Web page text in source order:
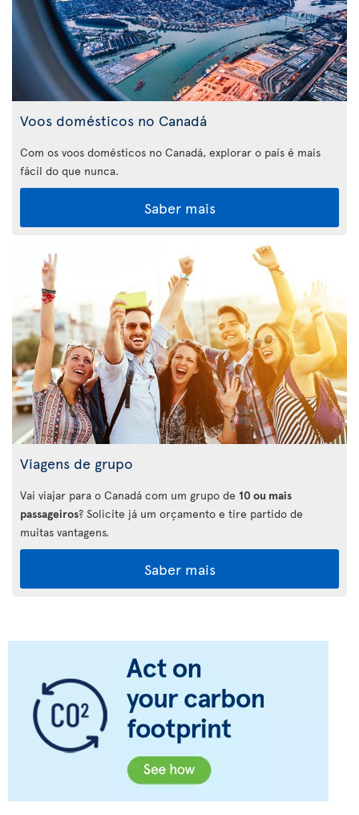
Voos domésticos no Canadá
Com os voos domésticos no Canadá, explorar o país é mais
fácil do que nunca.
Saber mais
Viagens de grupo
Vai viajar para o Canadá com um grupo de 10 ou mais
passageiros? Solicite já um orçamento e tire partido de
muitas vantagens.
Saber mais